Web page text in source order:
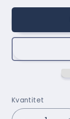
Kvantitet